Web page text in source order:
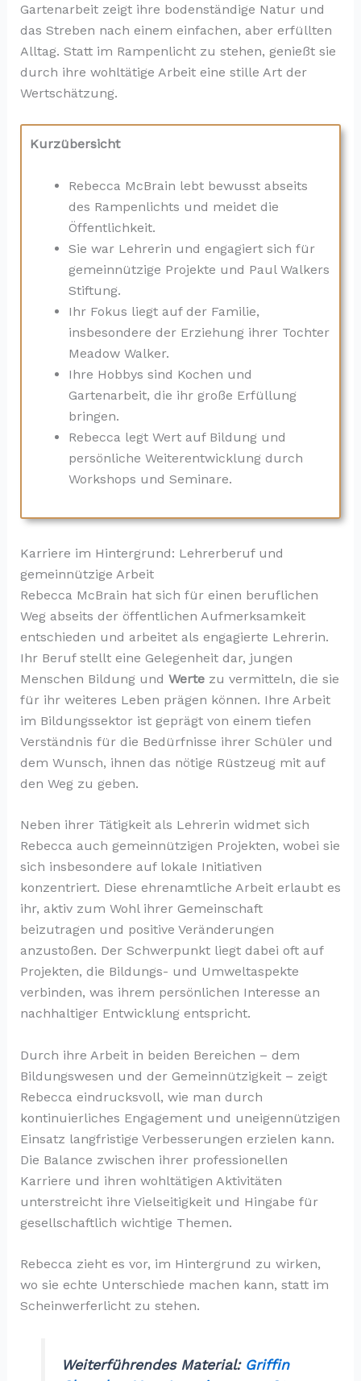
Gartenarbeit zeigt ihre bodenständige Natur und
das Streben nach einem einfachen, aber erfüllten
Alltag. Statt im Rampenlicht zu stehen, genießt sie
durch ihre wohltätige Arbeit eine stille Art der
Wertschätzung.
Kurzübersicht
Rebecca McBrain lebt bewusst abseits
des Rampenlichts und meidet die
Öffentlichkeit.
Sie war Lehrerin und engagiert sich für
gemeinnützige Projekte und Paul Walkers
Stiftung.
Ihr Fokus liegt auf der Familie,
insbesondere der Erziehung ihrer Tochter
Meadow Walker.
Ihre Hobbys sind Kochen und
Gartenarbeit, die ihr große Erfüllung
bringen.
Rebecca legt Wert auf Bildung und
persönliche Weiterentwicklung durch
Workshops und Seminare.
Karriere im Hintergrund: Lehrerberuf und
gemeinnützige Arbeit
Rebecca McBrain hat sich für einen beruflichen
Weg abseits der öffentlichen Aufmerksamkeit
entschieden und arbeitet als engagierte Lehrerin.
Ihr Beruf stellt eine Gelegenheit dar, jungen
Menschen Bildung und Wertezu vermitteln, die sie
für ihr weiteres Leben prägen können. Ihre Arbeit
im Bildungssektor ist geprägt von einem tiefen
Verständnis für die Bedürfnisse ihrer Schüler und
dem Wunsch, ihnen das nötige Rüstzeug mit auf
den Weg zu geben.
Neben ihrer Tätigkeit als Lehrerin widmet sich
Rebecca auch gemeinnützigen Projekten, wobei sie
sich insbesondere auf lokale Initiativen
konzentriert. Diese ehrenamtliche Arbeit erlaubt es
ihr, aktiv zum Wohl ihrer Gemeinschaft
beizutragen und positive Veränderungen
anzustoßen. Der Schwerpunkt liegt dabei oft auf
Projekten, die Bildungs- und Umweltaspekte
verbinden, was ihrem persönlichen Interesse an
nachhaltiger Entwicklung entspricht.
Durch ihre Arbeit in beiden Bereichen – dem
Bildungswesen und der Gemeinnützigkeit – zeigt
Rebecca eindrucksvoll, wie man durch
kontinuierliches Engagement und uneigennützigen
Einsatz langfristige Verbesserungen erzielen kann.
Die Balance zwischen ihrer professionellen
Karriere und ihren wohltätigen Aktivitäten
unterstreicht ihre Vielseitigkeit und Hingabe für
gesellschaftlich wichtige Themen.
Rebecca zieht es vor, im Hintergrund zu wirken,
wo sie echte Unterschiede machen kann, statt im
Scheinwerferlicht zu stehen.
Weiterführendes Material: Griffin